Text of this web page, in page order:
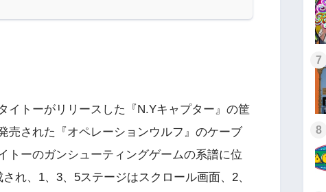
イトーがリリースした『N.Yキャプター』の筐
売された『オペレーションウルフ』のケーブ
トーのガンシューティングゲームの系譜に位
れ、1、3、5ステージはスクロール画面、2、
7
8